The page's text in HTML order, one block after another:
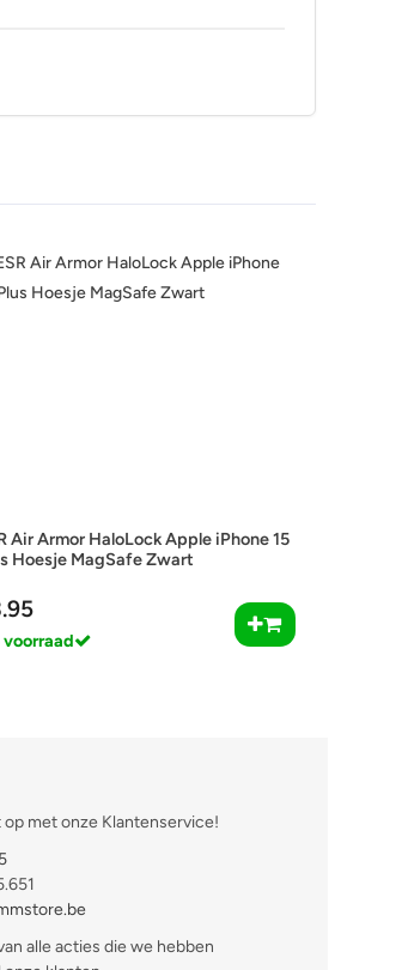
Air Armor HaloLock Apple iPhone 15
Hoesje MagSafe Zwart
voorraad
met onze Klantenservice!
alle acties die we hebben